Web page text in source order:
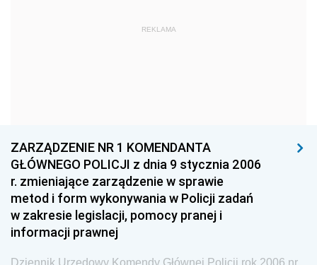
2023
2022
2021
2020
2019
REKLAMA
ZARZĄDZENIE NR 1 KOMENDANTA
GŁÓWNEGO POLICJI z dnia 9 stycznia 2006
r. zmieniające zarządzenie w sprawie
metod i form wykonywania w Policji zadań
w zakresie legislacji, pomocy pranej i
informacji prawnej
Dziennik Urzędowy Komendy Głównej Policji rok 2006 nr